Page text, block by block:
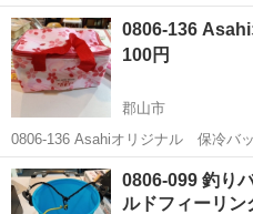
としきれない汚れなどございます
値引きは出来かねますのでご了承願
い...
福島 郡山市
0806-136
100円
郡山市
0806-136 Asahiオリジナル 保冷バッグ 【状態】 ・使用に伴う
スレ、キズ、落としきれない汚れな
認ください ・お値引きは出来かね
福島 郡山市 Asahi
0806-099 釣り
ルドフィーリ